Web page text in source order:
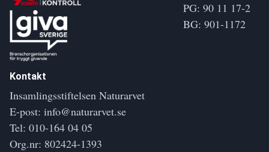
PG: 90 11 17-2
BG: 901-1172
Kontakt
Insamlingsstiftelsen Naturarvet
E-post: info@naturarvet.se
Tel: 010-164 04 05
Org.nr: 802424-1393